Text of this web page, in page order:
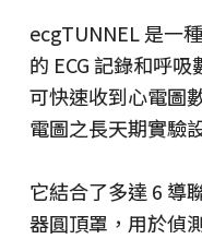
ecgTUNNEL 是一
的 ECG 記錄和呼
可快速收到心電圖
電圖之長天期實驗
它結合了多達 6 導
器圓頂罩，用於偵